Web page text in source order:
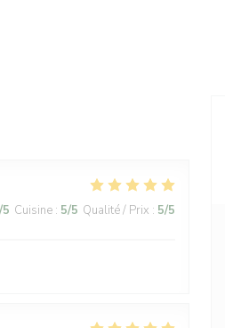
/5 Cuisine : 5/5 Qualité / Prix : 5/5